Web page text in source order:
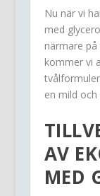
Nu när vi
med
närmare
kommer vi
en mild
AV
MED